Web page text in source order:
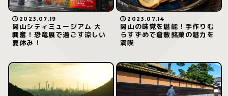
2023.07.19
岡山シティミュージアム 大
興奮！恐竜展で過ごす涼しい
夏休み！
2023.07.14
岡山の味覚を堪能！手作りむ
らすずめで倉敷銘菓の魅力を
満喫